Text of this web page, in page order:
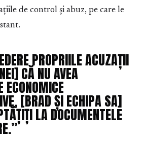
de control și abuz, pe care le
PROPRIILE ACUZAȚII
CĂ NU AVEA
ECONOMICE
[BRAD ȘI ECHIPA SA]
LA DOCUMENTELE